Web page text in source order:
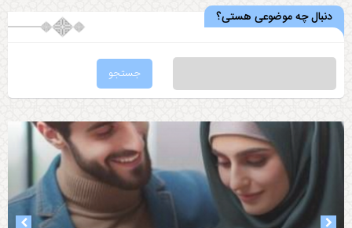
دنبال چه موضوعی هستی؟